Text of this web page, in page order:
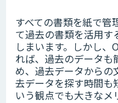
すべての書類を紙で管
て過去の書類を活用す
しまいます。しかし、
れば、過去のデータも
め、過去データからの
去データを探す時間も
いう観点でも大きなメ